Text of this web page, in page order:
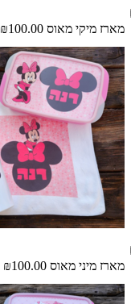
מארז מיקי מאוס ₪100.00
מארז מיני מאוס ₪100.00